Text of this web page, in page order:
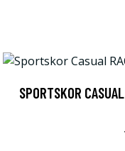
SPORTSKOR